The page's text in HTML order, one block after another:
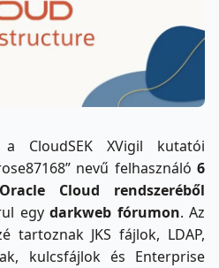
CloudSEK XVigil kutatói
nevű felhasználó 6
Cloud rendszeréből
egy darkweb fórumon. Az
tartoznak JKS fájlok, LDAP,
kulcsfájlok és Enterprise